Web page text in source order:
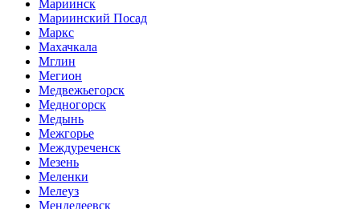
Мариинск
Мариинский Посад
Маркс
Махачкала
Мглин
Мегион
Медвежьегорск
Медногорск
Медынь
Межгорье
Междуреченск
Мезень
Меленки
Мелеуз
Менделеевск